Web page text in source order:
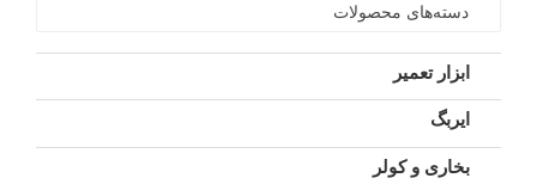
دسته‌های محصولات
ابزار تعمیر
ایربگ
بخاری و کولر